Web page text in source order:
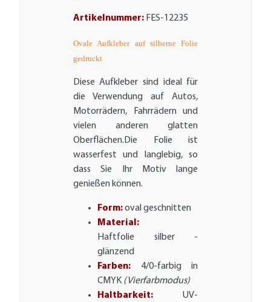
Artikelnummer: FES-12235
Ovale Aufkleber auf silberne Folie
gedruckt
Diese Aufkleber sind ideal für
die Verwendung auf Autos,
Motorrädern, Fahrrädern und
vielen anderen glatten
Oberflächen.Die Folie ist
wasserfest und langlebig, so
dass Sie Ihr Motiv lange
genießen können.
Form:oval geschnitten
Material:
Haftfolie silber -
glänzend
Farben:4/0-farbig in
CMYK (Vierfarbmodus)
Haltbarkeit:UV-